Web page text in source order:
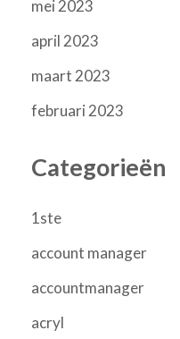
mei 2023
april 2023
maart 2023
februari 2023
Categorieën
1ste
account manager
accountmanager
acryl